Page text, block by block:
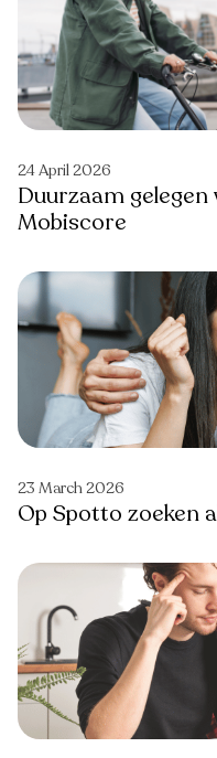
24 April 2026
Duurzaam gelegen
Mobiscore
23 March 2026
Op Spotto zoeken